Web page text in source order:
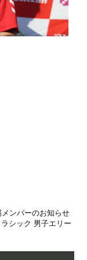
ンバーのお知らせ
シック 男子エリー